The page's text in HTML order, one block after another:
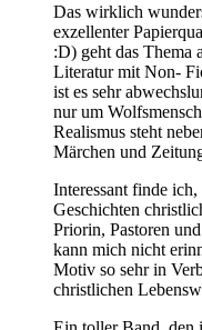
Das wirklich
exzellenter
:D) geht das Thema
Literatur mit Non-
ist es sehr
nur um
Realismus steht
Märchen und
Interessant finde
Geschichten
Priorin, Pastoren
kann mich nicht
Motiv so sehr in
christlichen